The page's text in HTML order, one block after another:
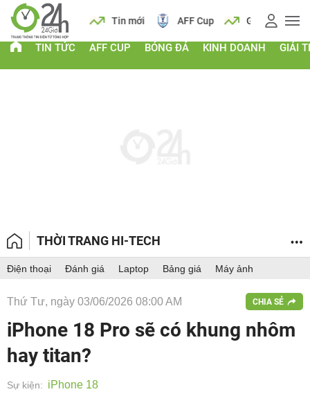
Lịch Tin mới AFF Cup Giá vàng
TIN TỨC AFF CUP BÓNG ĐÁ KINH DOANH GIẢI
THỜI TRANG HI-TECH
Điện thoại Đánh giá Laptop Bảng giá Máy ảnh
Thứ Tư, ngày 03/06/2026 08:00 AM CHIA SẺ
iPhone 18 Pro sẽ có khung nhôm
hay titan?
Sự kiện: iPhone 18